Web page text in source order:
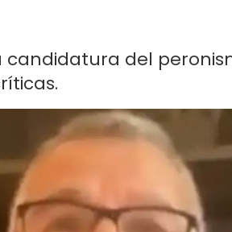
candidatura del